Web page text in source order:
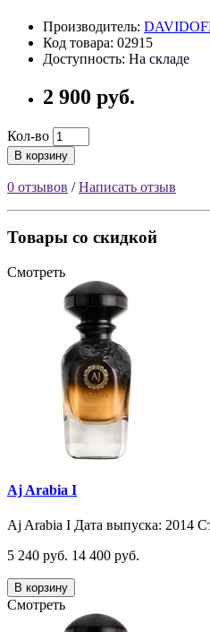
Производитель:
Код товара: 02915
Доступность: На складе
2 900 руб.
Кол-во
В корзину
0 отзывов /Написать отзыв
Товары со скидкой
Смотреть
Aj Arabia I
Aj Arabia I Дата выпуска: 2014
5 240 руб. 14 400 руб.
В корзину
Смотреть